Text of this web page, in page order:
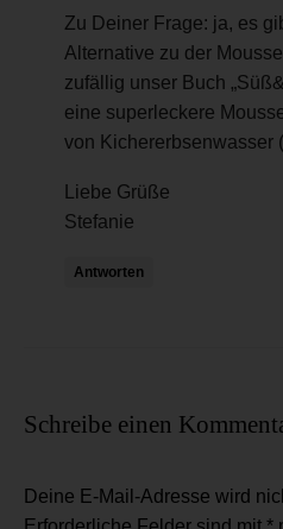
Zu Deiner Frage: ja, es
Alternative zu der
zufällig unser Buch
eine superleckere
von Kichererbsenwasser
Liebe Grüße
Stefanie
Antworten
Schreibe einen
Deine E-Mail-Adresse wird